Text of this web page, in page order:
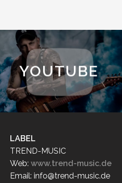
YOUTUBE
LABEL
TREND-MUSIC
Web:www.trend-music.de
Email: info@trend-music.de